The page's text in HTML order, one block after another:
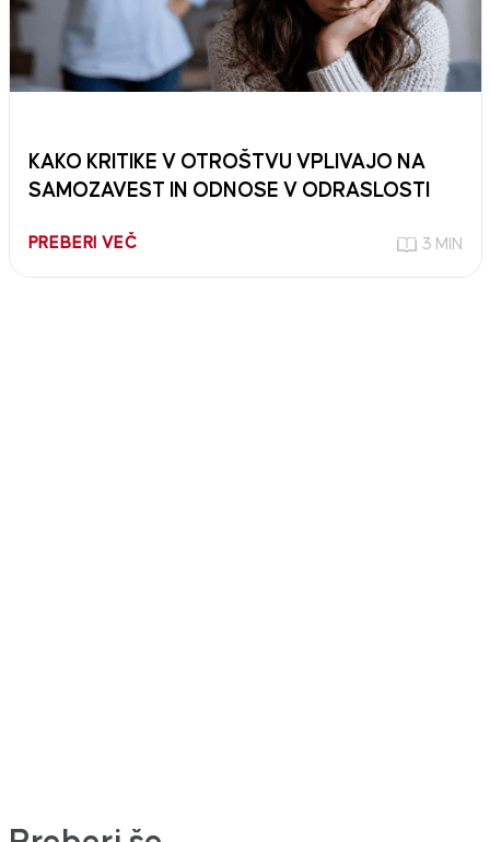
KAKO KRITIKE V OTROŠTVU VPLIVAJO NA
SAMOZAVEST IN ODNOSE V ODRASLOSTI
PREBERI VEČ 3 MIN